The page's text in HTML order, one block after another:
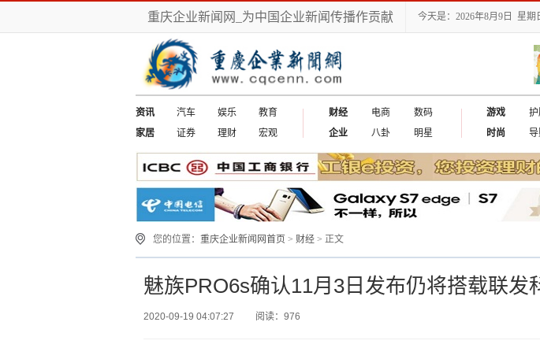
重庆企业新闻网_为中国企业新闻传播作贡献 今天是：2026年8月9日 星期
资讯 汽车 娱乐
教育
家居
证券 理财 宏观
财经 电商
数码
企业
八卦 明星
游戏
时尚
您的位置： 重庆企业新闻网首页 > 财经 > 正文
魅族PRO6s确认11月3日发布仍将搭载联发
2020-09-19 04:07:27 阅读：976